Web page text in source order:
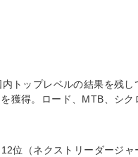
トップレベルの結果を残
獲得。ロード、MTB、シク
（ネクストリーダージャ